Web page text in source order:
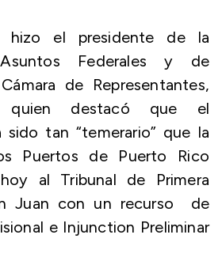
hizo el presidente de la
Federales y de
de Representantes,
quien destacó que el
sido tan “temerario” que la
Puertos de Puerto Rico
al Tribunal de Primera
Juan con un recurso de
e Injunction Preliminar